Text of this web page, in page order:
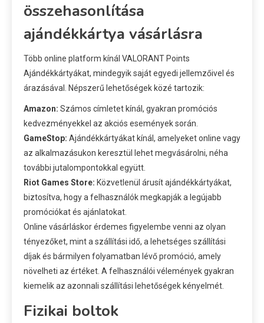
összehasonlítása
ajándékkártya vásárlásra
Több online platform kínál VALORANT Points
Ajándékkártyákat, mindegyik saját egyedi jellemzőivel és
árazásával. Népszerű lehetőségek közé tartozik:
Amazon: Számos címletet kínál, gyakran promóciós
kedvezményekkel az akciós események során.
GameStop: Ajándékkártyákat kínál, amelyeket online vagy
az alkalmazásukon keresztül lehet megvásárolni, néha
további jutalompontokkal együtt.
Riot Games Store: Közvetlenül árusít ajándékkártyákat,
biztosítva, hogy a felhasználók megkapják a legújabb
promóciókat és ajánlatokat.
Online vásárláskor érdemes figyelembe venni az olyan
tényezőket, mint a szállítási idő, a lehetséges szállítási
díjak és bármilyen folyamatban lévő promóció, amely
növelheti az értéket. A felhasználói vélemények gyakran
kiemelik az azonnali szállítási lehetőségek kényelmét.
Fizikai boltok